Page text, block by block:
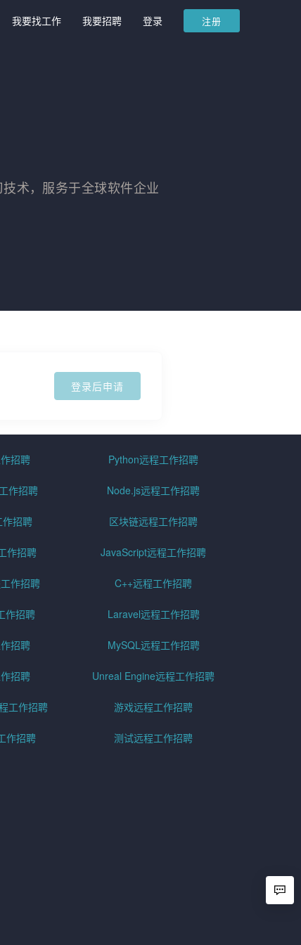
我要找工作 我要招聘 登录 注册
术，服务于全球软件企业
登录后申请
招聘 Python远程工作招聘
作招聘 Node.js远程工作招聘
招聘 区块链远程工作招聘
作招聘 JavaScript远程工作招聘
作招聘 C++远程工作招聘
作招聘 Laravel远程工作招聘
招聘 MySQL远程工作招聘
招聘 Unreal Engine远程工作招聘
工作招聘 游戏远程工作招聘
作招聘 测试远程工作招聘